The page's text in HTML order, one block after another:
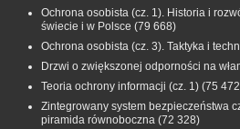
Ochrona osobista (cz. 1). Historia i
świecie i w Polsce (79 668)
Ochrona osobista (cz. 3). Taktyka i
Drzwi o zwiększonej odporności na
Teoria ochrony informacji (cz. 1) (75
Zintegrowany system bezpieczeństwa
piramida równoboczna (72 328)